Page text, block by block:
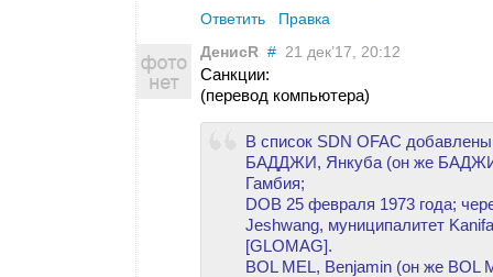
Ответить
Правка
ДенисR # 21 дек’17, 20:12
Санкции:
(перевод компьютера)
В список SDN OFAC
БАДДЖИ, Янкуба (он же
Гамбия;
DOB 25 февраля 1973 года;
Jeshwang, муниципалитет
[GLOMAG].
BOL MEL, Benjamin (он же BOL